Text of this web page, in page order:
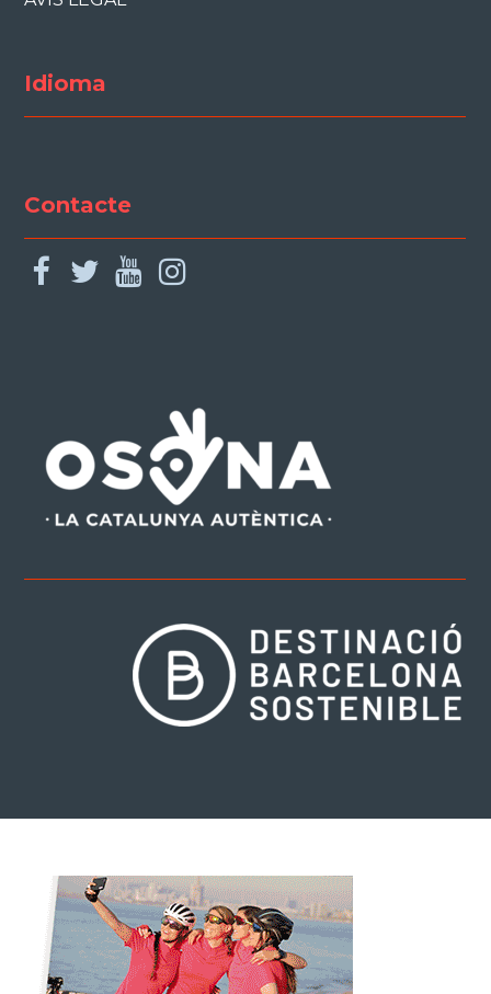
Idioma
Contacte
facebook
twitteryoutube